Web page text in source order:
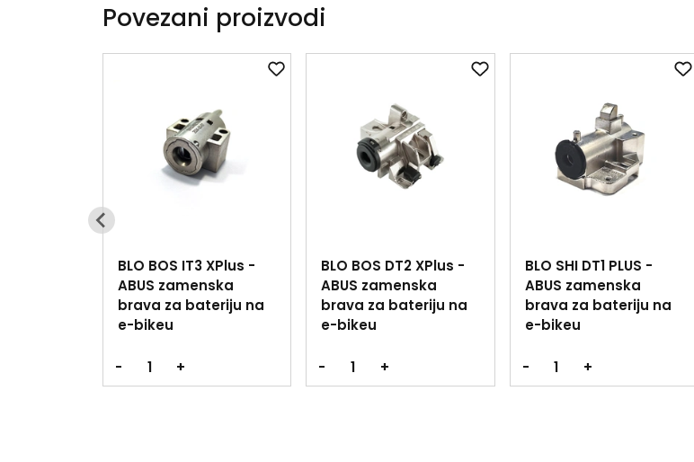
Povezani proizvodi
BLO BOS IT3 XPlus -
ABUS zamenska
brava za bateriju na
e-bikeu
- +
BLO BOS DT2 XPlus -
ABUS zamenska
brava za bateriju na
e-bikeu
- +
BLO SHI DT1 PLUS -
ABUS zamenska
brava za bateriju na
e-bikeu
- +